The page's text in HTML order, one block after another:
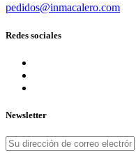
pedidos@inmacalero.com
Redes sociales
Newsletter